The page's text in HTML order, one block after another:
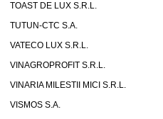
TOAST DE LUX S.R.L.
TUTUN-CTC S.A.
VATECO LUX S.R.L.
VINAGROPROFIT S.R.L.
VINARIA MILESTII MICI S.R.L.
VISMOS S.A.